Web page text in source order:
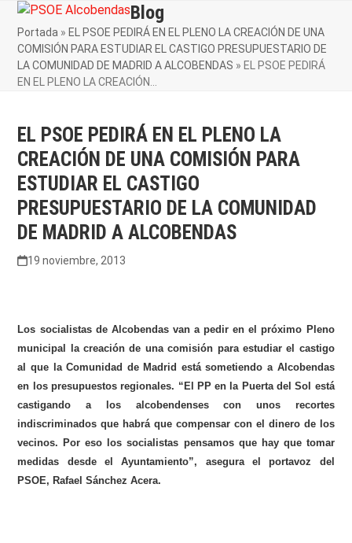
Skip
content
Open
mobile
menu
Close
mobile
menu
Blog
Portada » EL PSOE PEDIRÁ EN EL PLENO LA CREACIÓN DE UNA
COMISIÓN PARA ESTUDIAR EL CASTIGO PRESUPUESTARIO DE
LA COMUNIDAD DE MADRID A ALCOBENDAS » EL PSOE PEDIRÁ
EN EL PLENO LA CREACIÓN…
EL PSOE PEDIRÁ EN EL PLENO LA
CREACIÓN DE UNA COMISIÓN PARA
ESTUDIAR EL CASTIGO
PRESUPUESTARIO DE LA COMUNIDAD
DE MADRID A ALCOBENDAS
19 noviembre, 2013
Los socialistas de Alcobendas van a pedir en el próximo Pleno
municipal la creación de una comisión para estudiar el castigo
al que la Comunidad de Madrid está sometiendo a Alcobendas
en los presupuestos regionales. “El PP en la Puerta del Sol está
castigando a los alcobendenses con unos recortes
indiscriminados que habrá que compensar con el dinero de los
vecinos. Por eso los socialistas pensamos que hay que tomar
medidas desde el Ayuntamiento”, asegura el portavoz del
PSOE, Rafael Sánchez Acera.